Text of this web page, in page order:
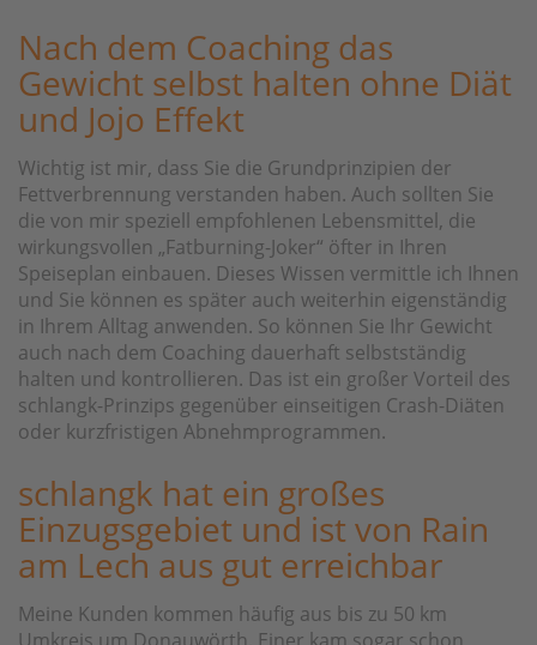
Nach dem Coaching das
Gewicht selbst halten ohne Diät
und Jojo Effekt
Wichtig ist mir, dass Sie die Grundprinzipien der
Fettverbrennung verstanden haben. Auch sollten Sie
die von mir speziell empfohlenen Lebensmittel, die
wirkungsvollen „Fatburning-Joker“ öfter in Ihren
Speiseplan einbauen. Dieses Wissen vermittle ich Ihnen
und Sie können es später auch weiterhin eigenständig
in Ihrem Alltag anwenden. So können Sie Ihr Gewicht
auch nach dem Coaching dauerhaft selbstständig
halten und kontrollieren. Das ist ein großer Vorteil des
schlangk-Prinzips gegenüber einseitigen Crash-Diäten
oder kurzfristigen Abnehmprogrammen.
schlangk hat ein großes
Einzugsgebiet und ist von Rain
am Lech aus gut erreichbar
Meine Kunden kommen häufig aus bis zu 50 km
Umkreis um Donauwörth. Einer kam sogar schon